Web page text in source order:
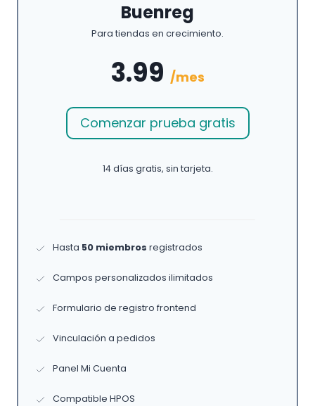
Buenreg
Para tiendas en crecimiento.
3.99 /mes
Comenzar prueba gratis
14 días gratis, sin tarjeta.
Hasta 50 miembros registrados
Campos personalizados ilimitados
Formulario de registro frontend
Vinculación a pedidos
Panel Mi Cuenta
Compatible HPOS